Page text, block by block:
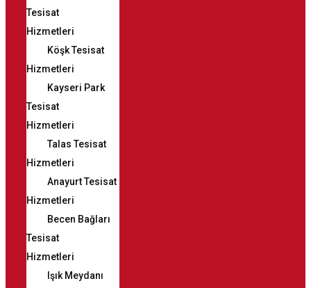
Tesisat
Hizmetleri
Köşk Tesisat
Hizmetleri
Kayseri Park
Tesisat
Hizmetleri
Talas Tesisat
Hizmetleri
Anayurt Tesisat
Hizmetleri
Becen Bağları
Tesisat
Hizmetleri
Işık Meydanı